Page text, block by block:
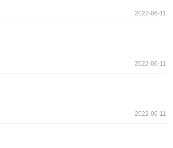
2022-06-11
2022-06-11
2022-06-11